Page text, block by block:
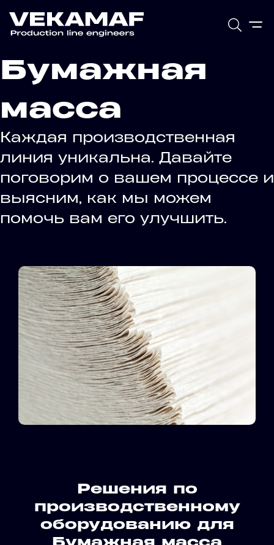
Бумажная
масса
Каждая производственная
линия уникальна. Давайте
поговорим о вашем процессе и
выясним, как мы можем
помочь вам его улучшить.
Решения по
производственному
оборудованию для